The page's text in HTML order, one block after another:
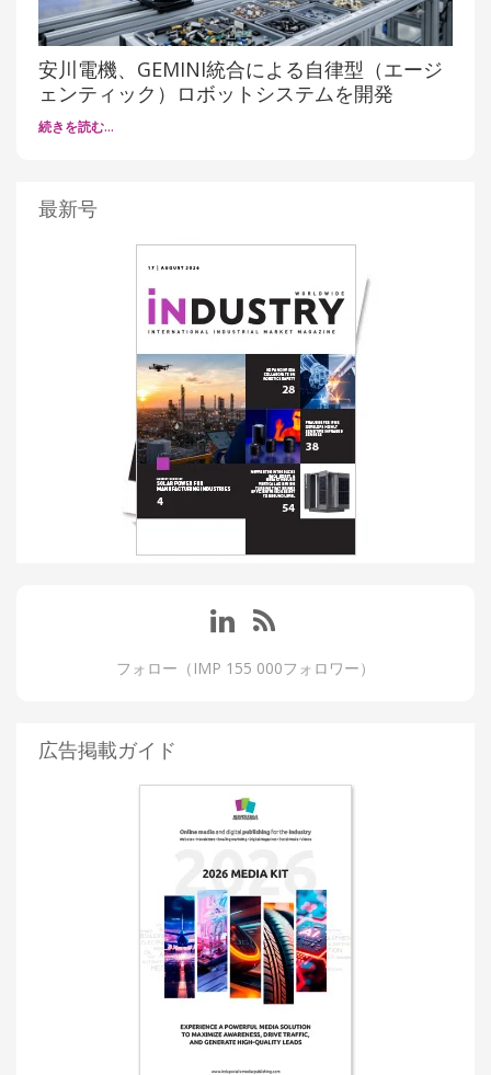
安川電機、GEMINI統合による自律型（エージ
ェンティック）ロボットシステムを開発
続きを読む…
最新号
フォロー（IMP 155 000フォロワー）
広告掲載ガイド